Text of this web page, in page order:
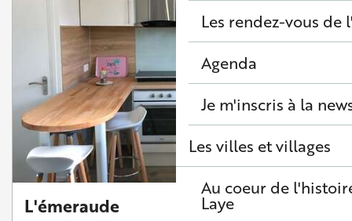
Les rendez-vous de
Agenda
Je m'inscris à la
Les villes et villages
Au coeur de
Laye
L'émeraude